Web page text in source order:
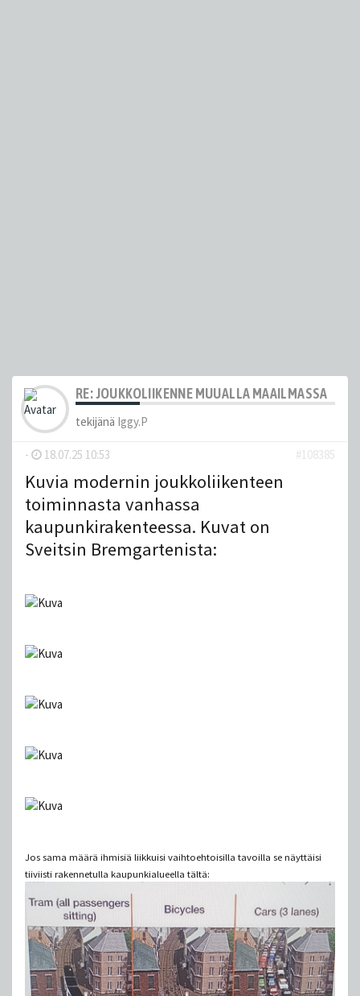
RE: JOUKKOLIIKENNE MUUALLA MAAILMASSA
tekijänä Iggy.P
- 18.07.25 10:53 #108385
Kuvia modernin joukkoliikenteen
toiminnasta vanhassa
kaupunkirakenteessa. Kuvat on
Sveitsin Bremgartenista:
Jos sama määrä ihmisiä liikkuisi vaihtoehtoisilla tavoilla se näyttäisi
tiiviisti rakennetulla kaupunkialueella tältä: